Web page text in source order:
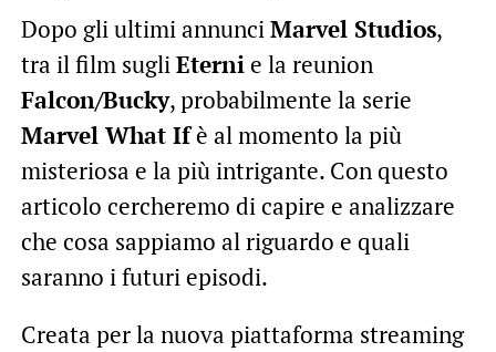
Dopo gli ultimi annunciMarvel Studios,
tra il film sugliEternie la reunion
Falcon/Bucky, probabilmente la serie
Marvel What Ifè al momento la più
misteriosa e la più intrigante. Con questo
articolo cercheremo di capire e analizzare
che cosa sappiamo al riguardo e quali
saranno i futuri episodi.
Creata per la nuova piattaforma streaming